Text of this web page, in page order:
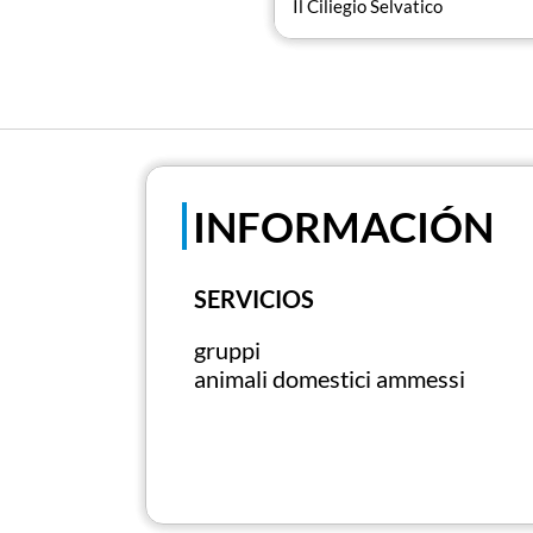
Il Ciliegio Selvatico
INFORMACIÓN
SERVICIOS
gruppi
animali domestici ammessi